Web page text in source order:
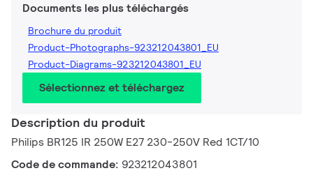
Documents les plus téléchargés
Brochure du produit
Product-Photographs-923212043801_EU
Product-Diagrams-923212043801_EU
Sélectionnez et téléchargez
Description du produit
Philips BR125 IR 250W E27 230-250V Red 1CT/10
Code de commande: 923212043801